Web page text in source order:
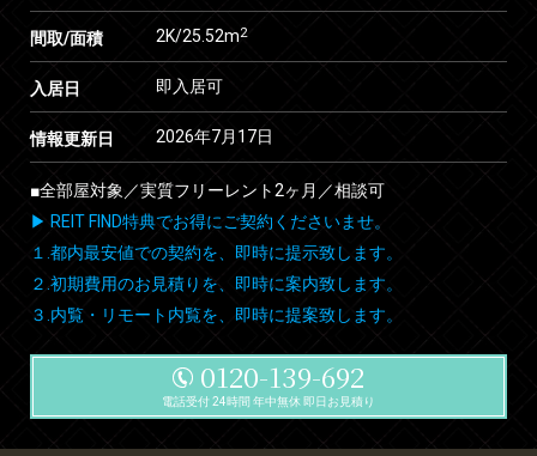
間取/面積 2K/25.52m2
入居日 即入居可
情報更新日 2026年7月17日
■全部屋対象／実質フリーレント2ヶ月／相談可
▶ REIT FIND特典でお得にご契約くださいませ。
１.都内最安値での契約を、即時に提示致します。
２.初期費用のお見積りを、即時に案内致します。
３.内覧・リモート内覧を、即時に提案致します。
0120-139-692
電話受付 24時間 年中無休 即日お見積り